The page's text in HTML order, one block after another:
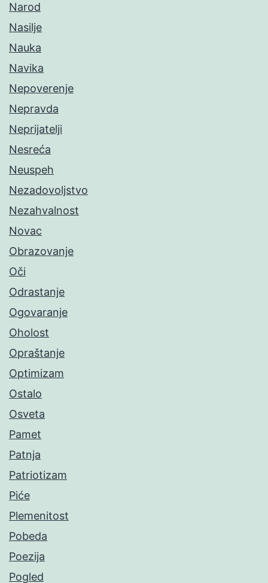
Narod
Nasilje
Nauka
Navika
Nepoverenje
Nepravda
Neprijatelji
Nesreća
Neuspeh
Nezadovoljstvo
Nezahvalnost
Novac
Obrazovanje
Oči
Odrastanje
Ogovaranje
Oholost
Opraštanje
Optimizam
Ostalo
Osveta
Pamet
Patnja
Patriotizam
Piće
Plemenitost
Pobeda
Poezija
Pogled